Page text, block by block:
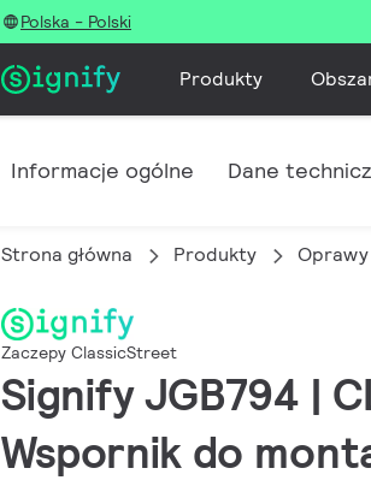
Polska - Polski
Produkty
Informacje ogólne Dane
Strona główna Produkty
Zaczepy ClassicStreet
Signify JGB794 |
Wspornik do